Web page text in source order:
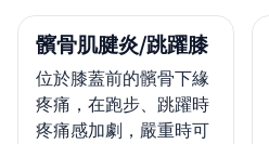
髕骨肌腱炎/跳躍膝
位於膝蓋前的髕骨下緣
疼痛，在跑步、跳躍時
疼痛感加劇，嚴重時可